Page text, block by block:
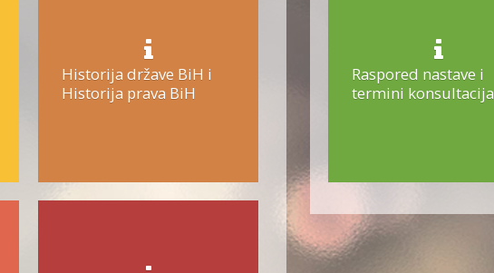
Historija države BiH i
Historija prava BiH
Raspored nastave i
termini konsultacija